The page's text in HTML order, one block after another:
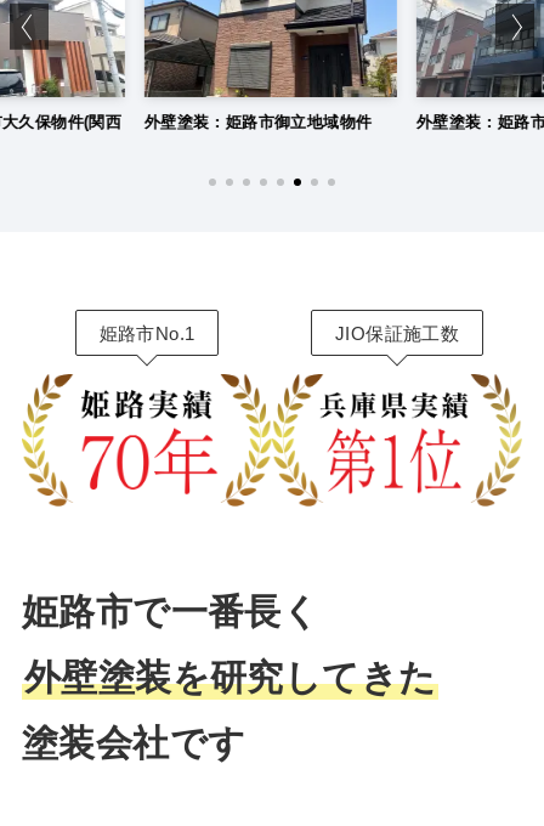
立地域物件 外壁塗装 : 姫路市西新町物件 外壁塗装 : 姫路
姫路市No.1 JIO保証施工数
姫路市で一番長く
外壁塗装を研究してきた
塗装会社です